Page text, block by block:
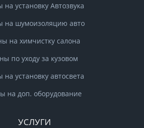
на установку Автозвука
на шумоизоляцию авто
на химчистку салона
по уходу за кузовом
на установку автосвета
на доп. оборудование
УСЛУГИ